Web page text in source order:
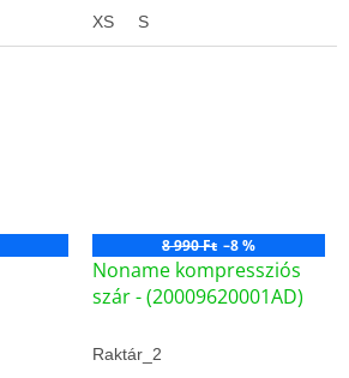
XS S
8 990 Ft –8 %
Noname kompressziós
szár - (20009620001AD)
Raktár_2